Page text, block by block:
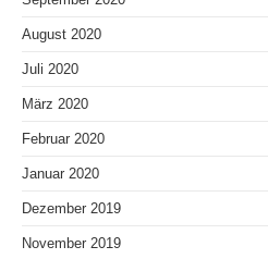
August 2020
Juli 2020
März 2020
Februar 2020
Januar 2020
Dezember 2019
November 2019